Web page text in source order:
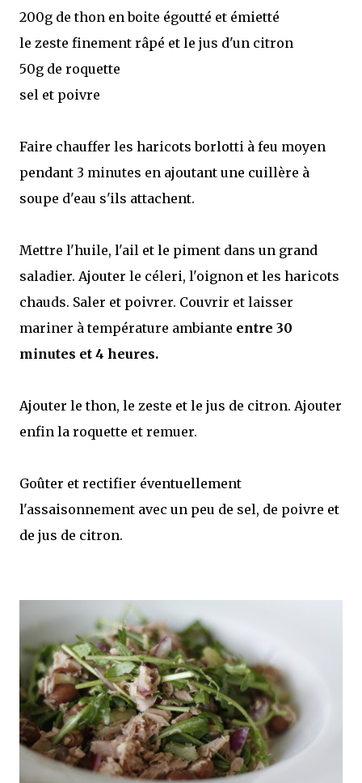
200g de thon en boite égoutté et émietté
le zeste finement râpé et le jus d'un citron
50g de roquette
sel et poivre
Faire chauffer les haricots borlotti à feu moyen
pendant 3 minutes en ajoutant une cuillère à
soupe d'eau s'ils attachent.
Mettre l'huile, l'ail et le piment dans un grand
saladier. Ajouter le céleri, l'oignon et les haricots
chauds. Saler et poivrer. Couvrir et laisser
mariner à température ambiante entre 30
minutes et 4 heures.
Ajouter le thon, le zeste et le jus de citron. Ajouter
enfin la roquette et remuer.
Goûter et rectifier éventuellement
l'assaisonnement avec un peu de sel, de poivre et
de jus de citron.